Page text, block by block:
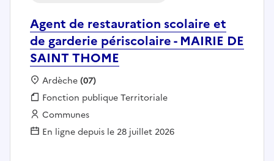
Agent de restauration scolaire et
de garderie périscolaire - MAIRIE DE
SAINT THOME
Localisation :
Ardèche(07)
Fonction publique :
Fonction publique Territoriale
Employeur :
Communes
En ligne depuis le 28 juillet 2026